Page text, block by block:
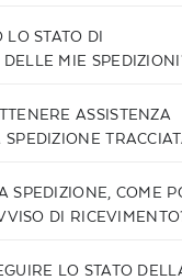
LO STATO DI
MIE
ASSISTENZA
SPEDIZIONE, COME
DI
LO STATO